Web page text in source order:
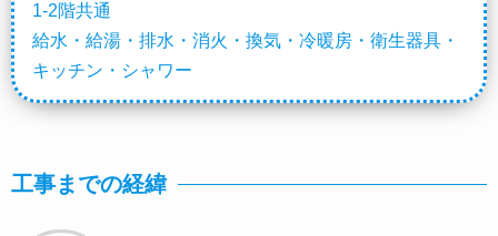
1-2階共通
給水・給湯・排水・消火・換気・冷暖房・衛生器具・
キッチン・シャワー
工事までの経緯